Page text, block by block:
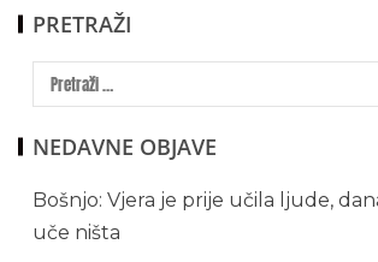
PRETRAŽI
NEDAVNE OBJAVE
Bošnjo: Vjera je prije učila ljude,
uče ništa